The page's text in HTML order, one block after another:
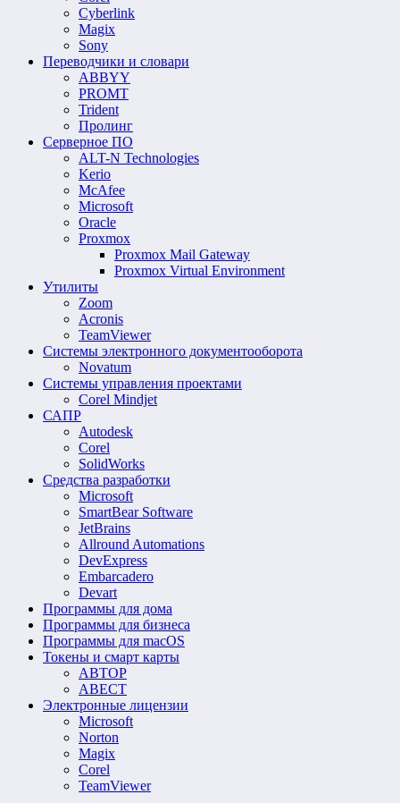
Cyberlink
Magix
Sony
Переводчики и словари
ABBYY
PROMT
Trident
Пролинг
Серверное ПО
ALT-N Technologies
Kerio
McAfee
Microsoft
Oracle
Proxmox
Proxmox Mail Gateway
Proxmox Virtual Environment
Утилиты
Zoom
Acronis
TeamViewer
Системы электронного документооборота
Novatum
Системы управления проектами
Corel Mindjet
САПР
Autodesk
Corel
SolidWorks
Средства разработки
Microsoft
SmartBear Software
JetBrains
Allround Automations
DevExpress
Embarcadero
Devart
Программы для дома
Программы для бизнеса
Программы для macOS
Токены и смарт карты
АВТОР
АВЕСТ
Электронные лицензии
Microsoft
Norton
Magix
Corel
TeamViewer